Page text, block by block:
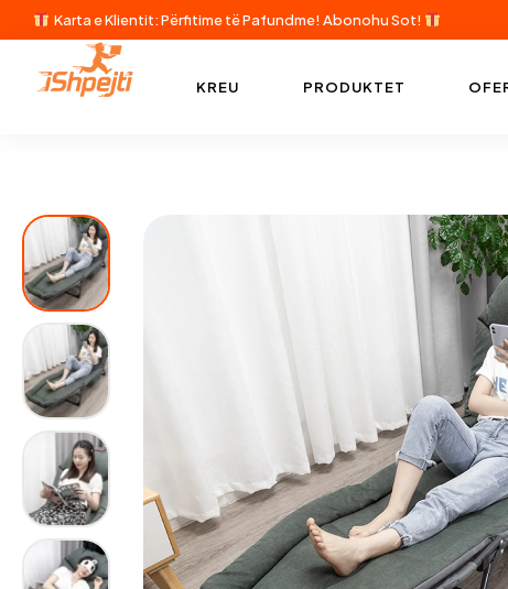
Karta e Klientit: Përfitime të Pafundme! Abonohu Sot!
KREU PRODUKTET